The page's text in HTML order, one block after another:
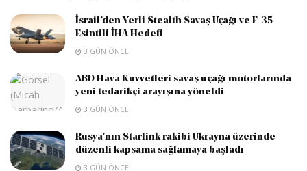
İsrail’den Yerli Stealth Savaş Uçağı ve F-35
Esintili İHA Hedefi
3 GÜN ÖNCE
ABD Hava Kuvvetleri savaş uçağı motorlarında
yeni tedarikçi arayışına yöneldi
3 GÜN ÖNCE
Rusya’nın Starlink rakibi Ukrayna üzerinde
düzenli kapsama sağlamaya başladı
3 GÜN ÖNCE